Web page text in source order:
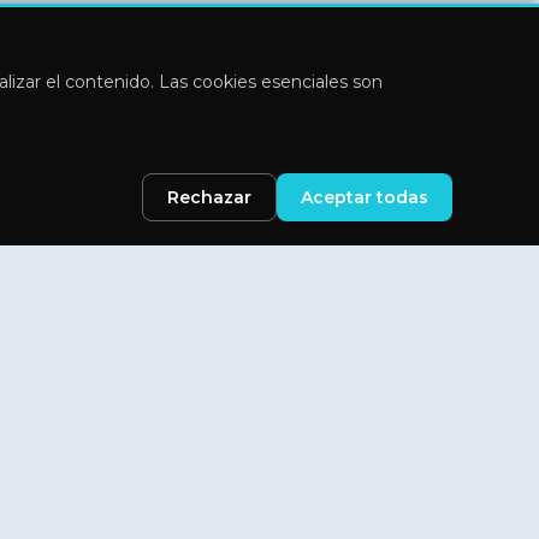
el contenido. Las cookies esenciales son
Rechazar Aceptar todas